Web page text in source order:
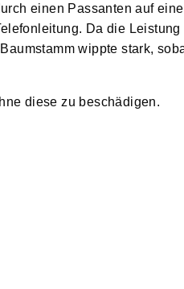
einen Passanten auf
Da die
wippte stark,
diese zu beschädigen.